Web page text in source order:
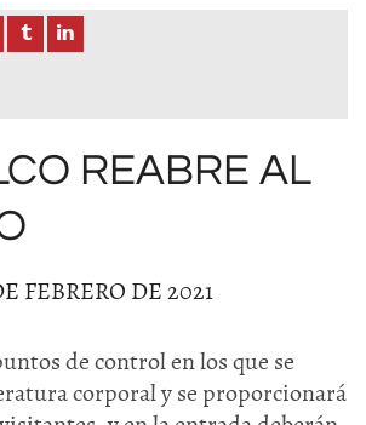
REABRE AL
FEBRERO DE 2021
de control en los que se
corporal y se proporcionará